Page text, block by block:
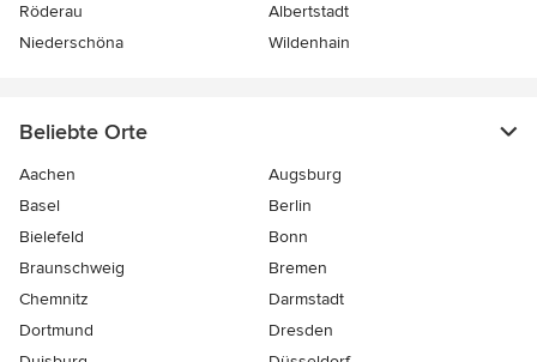
Röderau
Albertstadt
Niederschöna
Wildenhain
Beliebte Orte
Aachen
Augsburg
Basel
Berlin
Bielefeld
Bonn
Braunschweig
Bremen
Chemnitz
Darmstadt
Dortmund
Dresden